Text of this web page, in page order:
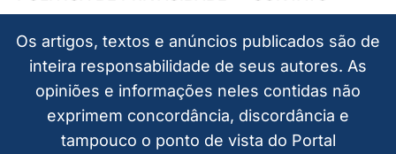
Os artigos, textos e anúncios publicados são de
inteira responsabilidade de seus autores. As
opiniões e informações neles contidas não
exprimem concordância, discordância e
tampouco o ponto de vista do Portal